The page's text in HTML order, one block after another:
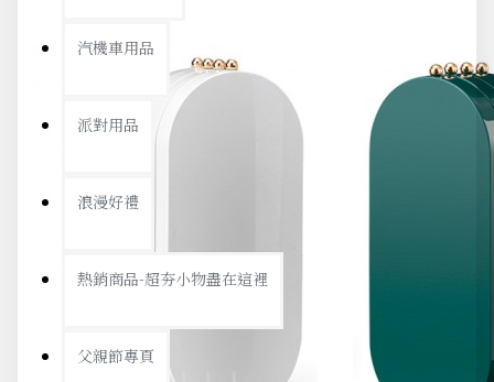
汽機車用品
派對用品
浪漫好禮
熱銷商品-超夯小物盡在這裡
父親節專頁